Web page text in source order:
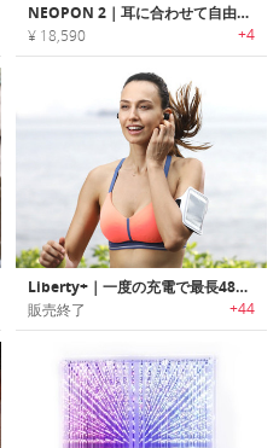
NEOPON 2｜耳に合わせて自由に曲げてフィットするフレキシブルイヤホン「ネオポン2」
¥ 18,590 +4
Liberty+｜一度の充電で最長48時間使用可能なワイヤレスイヤホン「リバティプラス」
販売終了 +44